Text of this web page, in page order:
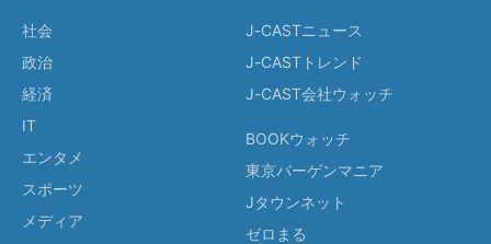
社会
政治
経済
IT
エンタメ
スポーツ
メディア
J-CASTニュース
J-CASTトレンド
J-CAST会社ウォッチ
BOOKウォッチ
東京バーゲンマニア
Jタウンネット
ゼロまる